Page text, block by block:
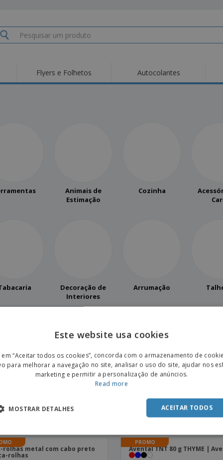
Flyers e Folhetos Autocolantes
Animais de
Estimação
Cozinha
Decoração de
Interiores
Arrumação
de pedra descartável | Copos em Polipropileno 240
Copos Tubo
facetado 250ml em
| Copo facetado
PROMO
Tapete de papel para carro
rolhas metal com cabo preto
rolhas
PROMO
Avental TNT 80 g THYME |
Este website usa cookies
“Aceitar todos os cookies”, concorda com o armazenamento de
para melhorar a navegação no site, analisar o uso do site, ajudar nos
marketing e permitir a personalização de anúncios.
Read more
ACEITAR TODOS
MOSTRAR DETALHES